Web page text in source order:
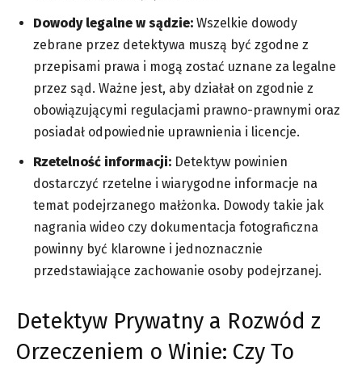
Dowody legalne w sądzie: Wszelkie dowody
zebrane przez detektywa muszą być zgodne z
przepisami prawa i mogą zostać uznane za legalne
przez sąd. Ważne jest, aby działał on zgodnie z
obowiązującymi regulacjami prawno-prawnymi oraz
posiadał odpowiednie uprawnienia i licencje.
Rzetelność informacji: Detektyw powinien
dostarczyć rzetelne i wiarygodne informacje na
temat podejrzanego małżonka. Dowody takie jak
nagrania wideo czy dokumentacja fotograficzna
powinny być klarowne i jednoznacznie
przedstawiające zachowanie osoby podejrzanej.
Detektyw Prywatny a Rozwód z
Orzeczeniem o Winie: Czy To